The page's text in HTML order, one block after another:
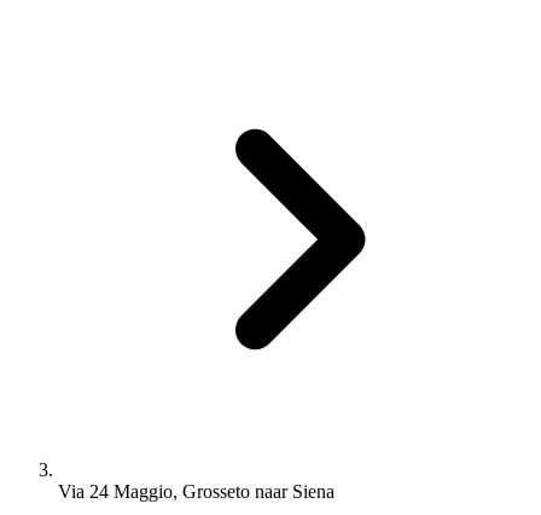
Via 24 Maggio, Grosseto naar Siena